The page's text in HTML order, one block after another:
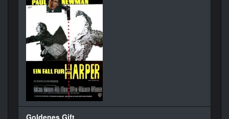
Goldenes Gift